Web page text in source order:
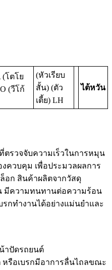
(โตโย
(วีโก้
(หัวเรียบ
สั้น) (ตัว
เตี้ย) LH
ไต้หวัน
ตรวจจับความเร็วในการหมุน
ควบคุม เพื่อประมวลผลการ
อก สินค้าผลิตจากวัสดุ
มีความทนทานต่อความร้อน
กทำงานได้อย่างแม่นยำและ
าปัดรถยนต์
หรือเบรกมีอาการลื่นไถลขณะ